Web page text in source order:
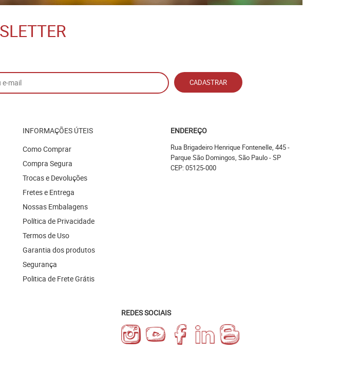
CADASTRAR
INFORMAÇÕES ÚTEIS
Como Comprar
Compra Segura
Trocas e Devoluções
Fretes e Entrega
Nossas Embalagens
Política de Privacidade
Termos de Uso
Garantia dos produtos
Segurança
Politica de Frete Grátis
ENDEREÇO
Rua Brigadeiro Henrique Fontenelle, 445-
Parque São Domingos, São Paulo-SP
CEP: 05125-000
REDES SOCIAIS